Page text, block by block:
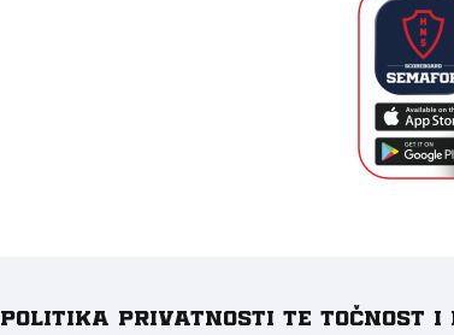
Politika privatnosti te točnost i